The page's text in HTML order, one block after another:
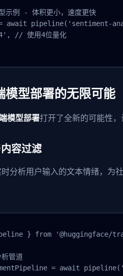
示例 - 体积更小，速度更快
await pipeline('sentiment-
// 使用4位量化
模型部署的无限可能
模型部署打开了全新的可能性
容过滤
分析用户输入的文本情绪，为
} from '@huggingface/
管道
= await